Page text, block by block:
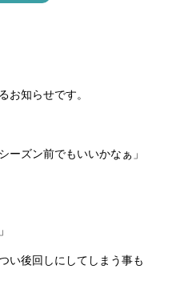
お知らせです。
ーズン前でもいいかなぁ」
い後回しにしてしまう事も